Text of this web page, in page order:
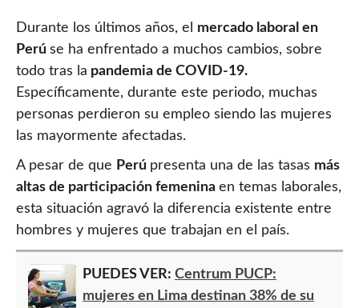
Durante los últimos años, el mercado laboral en
Perú se ha enfrentado a muchos cambios, sobre
todo tras la pandemia de COVID-19.
Específicamente, durante este periodo, muchas
personas perdieron su empleo siendo las mujeres
las mayormente afectadas.
A pesar de que Perú presenta una de las tasas más
altas de participación femenina en temas laborales,
esta situación agravó la diferencia existente entre
hombres y mujeres que trabajan en el país.
PUEDES VER: Centrum PUCP:
mujeres en Lima destinan 38% de su